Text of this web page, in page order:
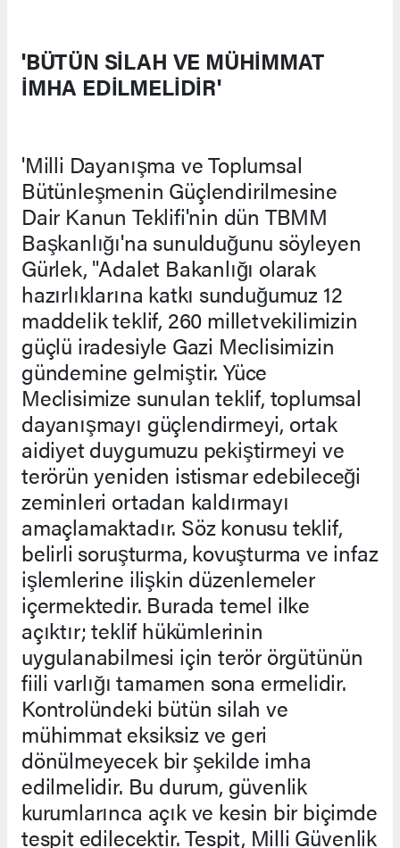
'BÜTÜN SİLAH VE MÜHİMMAT
İMHA EDİLMELİDİR'
'Milli Dayanışma ve Toplumsal
Bütünleşmenin Güçlendirilmesine
Dair Kanun Teklifi'nin dün TBMM
Başkanlığı'na sunulduğunu söyleyen
Gürlek, "Adalet Bakanlığı olarak
hazırlıklarına katkı sunduğumuz 12
maddelik teklif, 260 milletvekilimizin
güçlü iradesiyle Gazi Meclisimizin
gündemine gelmiştir. Yüce
Meclisimize sunulan teklif, toplumsal
dayanışmayı güçlendirmeyi, ortak
aidiyet duygumuzu pekiştirmeyi ve
terörün yeniden istismar edebileceği
zeminleri ortadan kaldırmayı
amaçlamaktadır. Söz konusu teklif,
belirli soruşturma, kovuşturma ve infaz
işlemlerine ilişkin düzenlemeler
içermektedir. Burada temel ilke
açıktır; teklif hükümlerinin
uygulanabilmesi için terör örgütünün
fiili varlığı tamamen sona ermelidir.
Kontrolündeki bütün silah ve
mühimmat eksiksiz ve geri
dönülmeyecek bir şekilde imha
edilmelidir. Bu durum, güvenlik
kurumlarınca açık ve kesin bir biçimde
tespit edilecektir. Tespit, Milli Güvenlik